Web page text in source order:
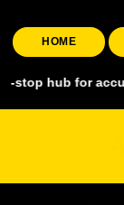
HOME
accurate and